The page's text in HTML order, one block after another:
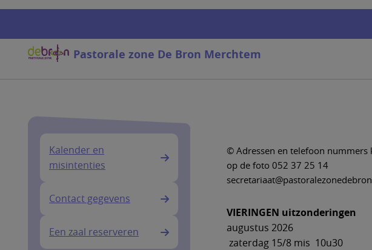
Overslaan
naar
gaan
Pastorale zone De Bron Merchtem
Kalender en
misintenties
Contact gegevens
Een zaal reserveren
© Adressen en telefoon nummers
op de foto 052 37 25 14
VIERINGEN uitzonderingen
augustus 2026
zaterdag 15/8 mis 10u30